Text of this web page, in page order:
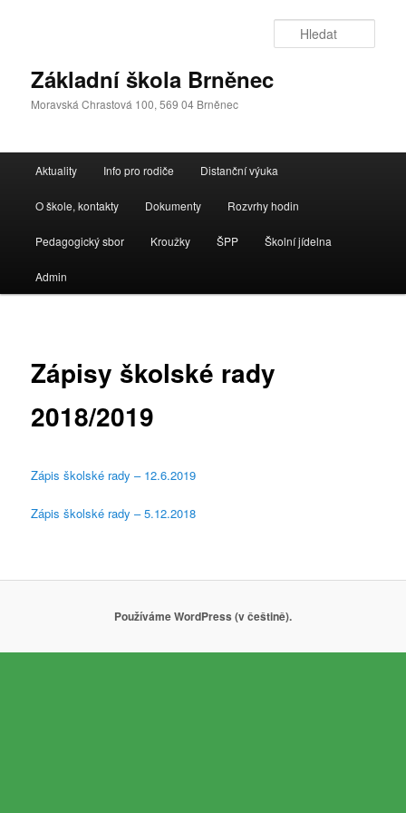
Základní škola Brněnec
Moravská Chrastová 100, 569 04 Brněnec
navigační
Aktuality Info pro rodiče Distanční výuka
O škole, kontakty Dokumenty Rozvrhy hodin
Pedagogický sbor Kroužky ŠPP Školní jídelna
Admin
Zápisy školské rady
2018/2019
Zápis školské rady – 12.6.2019
Zápis školské rady – 5.12.2018
Používáme WordPress (v češtině).